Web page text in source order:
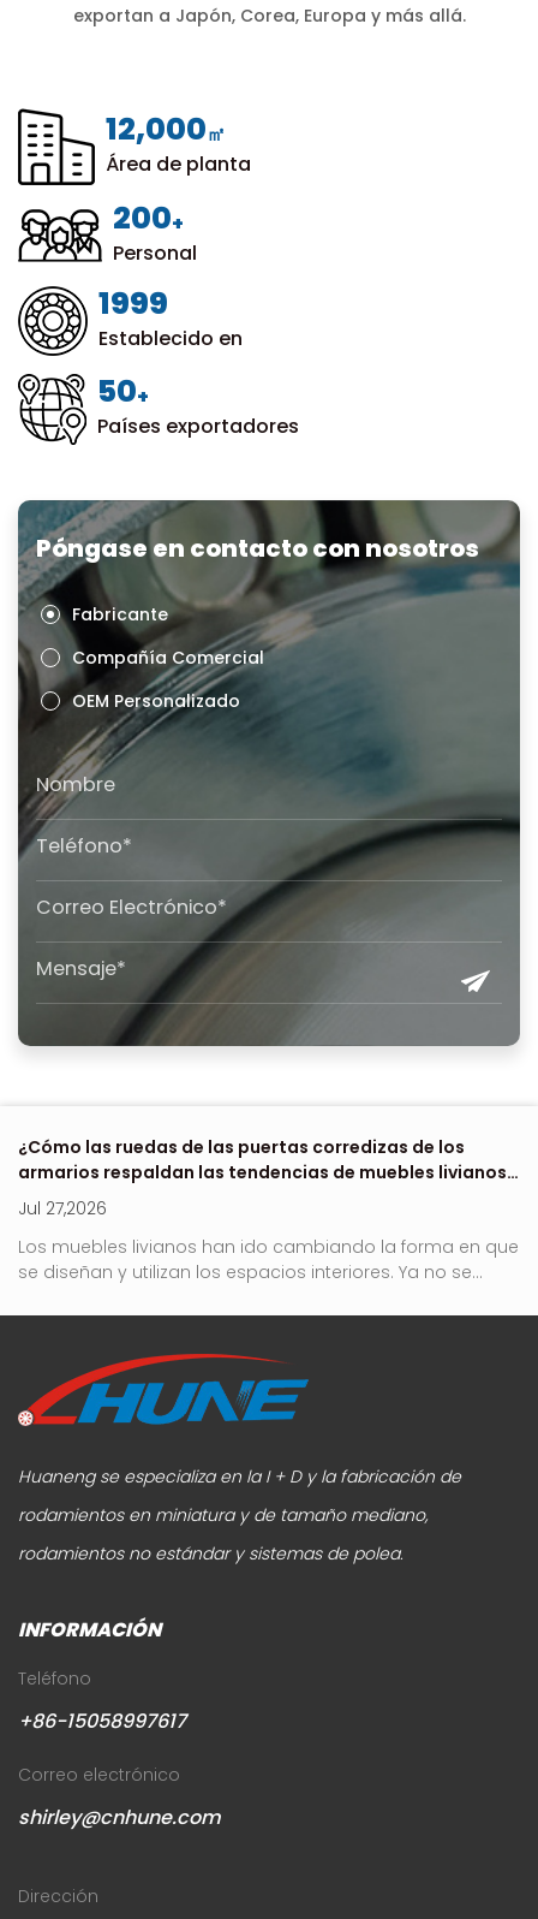
12,000㎡
Área de planta
200+
Personal
1999
Establecido en
50+
Países exportadores
exportan a Japón, Corea, Europa y más allá.
Póngase en contacto con nosotros
Fabricante
Compañía Comercial
OEM Personalizado
¿Cómo las ruedas de las puertas corredizas de los
armarios respaldan las tendencias de muebles livianos
en 2026?
Jul 27,2026
Los muebles livianos han ido cambiando la forma en que
se diseñan y utilizan los espacios interiores. Ya no se...
Huaneng se especializa en la I + D y la fabricación de
rodamientos en miniatura y de tamaño mediano,
rodamientos no estándar y sistemas de polea.
INFORMACIÓN
Teléfono
+86-15058997617
Correo electrónico
shirley@cnhune.com
Dirección